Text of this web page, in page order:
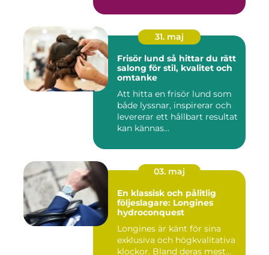
31. maj
Frisör lund så hittar du rätt
salong för stil, kvalitet och
omtanke
Att hitta en frisör lund som
både lyssnar, inspirerar och
levererar ett hållbart resultat
kan kännas...
03. maj
En klassisk och pålitlig
följeslagare: Longines
hydroconquest
Longines är känt för sina
exklusiva och högkvalitativa
klockor. Bland deras mest...